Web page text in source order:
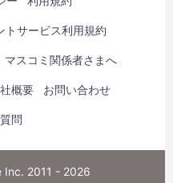
トサービス利用規約
マスコミ関係者さまへ
概要 お問い合わせ
問
Inc. 2011 - 2026